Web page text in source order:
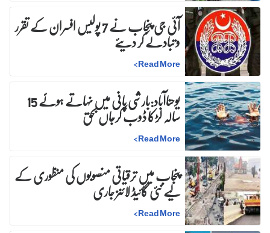
آئی جی پنجاب نے 7 پولیس افسران کے تقرر و تبادلے کر دیئے
Read More
>
یوحناآباد:بارشی پانی میں نہاتے ہوئے 15 سالہ لڑکا ڈوب کرجاں بحق
Read More
>
پنجاب میں ترقیاتی منصوبوں کی منظوری کے
لیے نئی گائیڈ لائنز جاری
Read More
>